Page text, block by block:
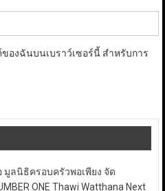
องฉันบนเบราว์เซอร์นี้ สำหรับการ
ลนิธิครอบครัวพอเพียง จัด
ONE Thawi Watthana Next